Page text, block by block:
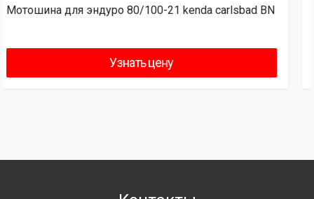
Мотошина 110/100-18 kenda K775 BN
Узнать цену